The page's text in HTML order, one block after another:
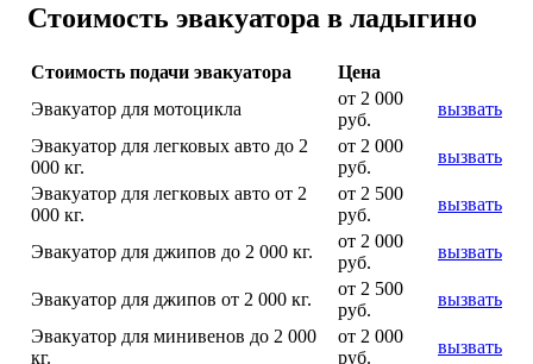
Стоимость эвакуатора в ладыгино
Стоимость подачи эвакуатора
Цена
Эвакуатор для мотоцикла
от 2 000
руб.
вызвать
Эвакуатор для легковых авто до 2
000 кг.
от 2 000
руб.
вызвать
Эвакуатор для легковых авто от 2
000 кг.
от 2 500
руб.
вызвать
Эвакуатор для джипов до 2 000 кг.
от 2 000
руб.
вызвать
Эвакуатор для джипов от 2 000 кг.
от 2 500
руб.
вызвать
Эвакуатор для минивенов до 2 000
кг.
от 2 000
руб.
вызвать